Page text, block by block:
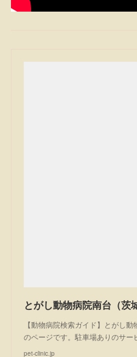
とがし動物病院南台（茨
【動物病院検索ガイド】とがし
のページです。駐車場ありのサー
pet-clinic.jp